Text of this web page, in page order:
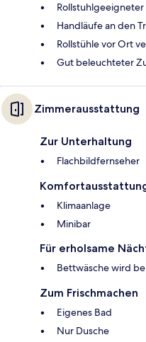
Rollstuhlgeeigneter
Handläufe an den
Rollstühle vor Ort
Gut beleuchteter
Zimmerausstattung
Zur Unterhaltung
Flachbildfernseher
Klimaanlage
Minibar
Für erholsame
Bettwäsche wird
Zum Frischmachen
Eigenes Bad
Nur Dusche